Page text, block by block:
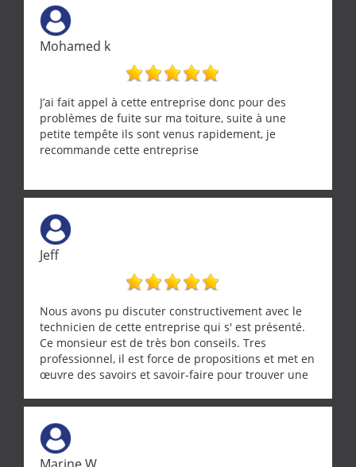
Mohamed k
J’ai fait appel à cette entreprise donc pour des
problèmes de fuite sur ma toiture, suite à une
petite tempête ils sont venus rapidement, je
recommande cette entreprise
Jeff
Nous avons pu discuter constructivement avec le
technicien de cette entreprise qui s' est présenté.
Ce monsieur est de très bon conseils. Tres
professionnel, il est force de propositions et met en
œuvre des savoirs et savoir-faire pour trouver une
demande de l écoute et de la considération, ce qui
ne se trouve que chez les pationnés de leur métier.
Merci a ce monsieur pour sa disponibilité
Marine W